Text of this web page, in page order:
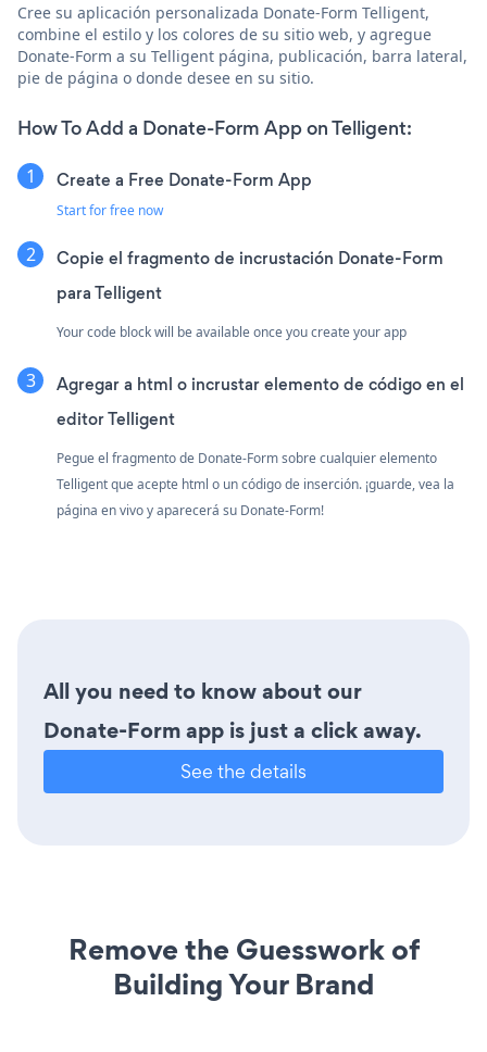
Cree su aplicación personalizada Donate-Form Telligent,
combine el estilo y los colores de su sitio web, y agregue
Donate-Form a su Telligent página, publicación, barra lateral,
pie de página o donde desee en su sitio.
How To Add a Donate-Form App on Telligent:
Create a Free Donate-Form App
Start for free now
Copie el fragmento de incrustación Donate-Form
para Telligent
Your code block will be available once you create your app
Agregar a html o incrustar elemento de código en el
editor Telligent
Pegue el fragmento de Donate-Form sobre cualquier elemento
Telligent que acepte html o un código de inserción. ¡guarde, vea la
página en vivo y aparecerá su Donate-Form!
All you need to know about our
Donate-Form app is just a click away.
See the details
Remove the Guesswork of
Building Your Brand